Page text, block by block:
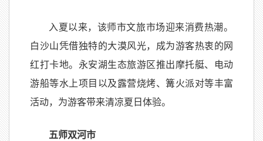
入夏以来，该师市文旅市场迎来消费热潮。
白沙山凭借独特的大漠风光，成为游客热衷的网
红打卡地。永安湖生态旅游区推出摩托艇、电动
游船等水上项目以及露营烧烤、篝火派对等丰富
活动，为游客带来清凉夏日体验。
五师双河市